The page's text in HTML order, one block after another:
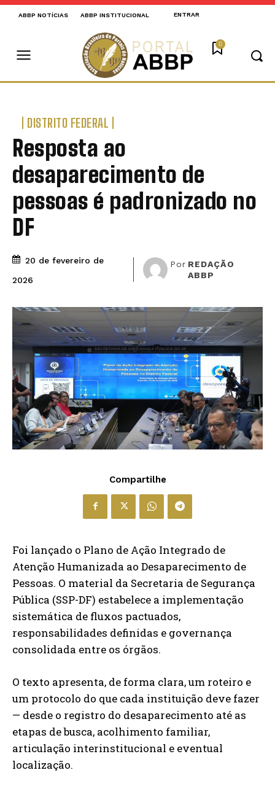
ABBP NOTÍCIAS ABBP INSTITUCIONAL ENTRAR
0
DISTRITO FEDERAL
Resposta ao
desaparecimento de
pessoas é padronizado no
DF
20 de fevereiro de
2026
Por REDAÇÃO
ABBP
Compartilhe
Foi lançado o Plano de Ação Integrado de
Atenção Humanizada ao Desaparecimento de
Pessoas. O material da Secretaria de Segurança
Pública (SSP-DF) estabelece a implementação
sistemática de fluxos pactuados,
responsabilidades definidas e governança
consolidada entre os órgãos.
O texto apresenta, de forma clara, um roteiro e
um protocolo do que cada instituição deve fazer
— desde o registro do desaparecimento até as
etapas de busca, acolhimento familiar,
articulação interinstitucional e eventual
localização.